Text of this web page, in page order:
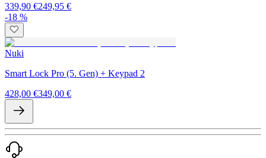
339,90 €249,95 €
-18 %
Nuki
Smart Lock Pro (5. Gen) + Keypad 2
428,00 €349,00 €